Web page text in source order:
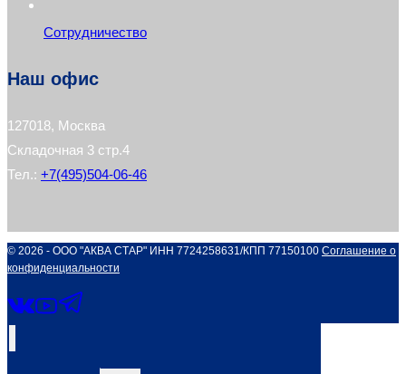
Сотрудничество
Наш офис
127018, Москва
Складочная 3 стр.4
Тел.: +7(495)504-06-46
© 2026 - ООО "АКВА СТАР" ИНН 7724258631/КПП 77150100 Соглашение о
конфиденциальности